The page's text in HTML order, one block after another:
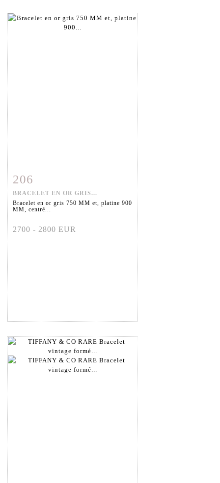
Fiche détaillée
206
BRACELET EN OR GRIS...
Bracelet en or gris 750 MM et, platine 900
MM, centré...
2700 - 2800 EUR